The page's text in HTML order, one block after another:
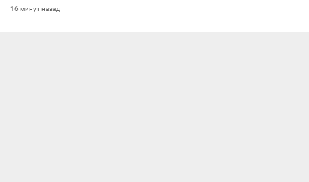
16 минут назад